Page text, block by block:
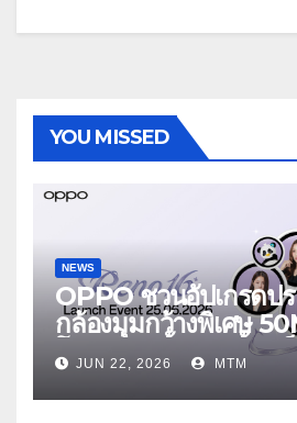
YOU MISSED
NEWS
OPPO ชวนอัปเกรดป
กล้องมุมกว้างพิเศษ
โฟนเพื่อนซี้ เทรนดี้ทุกช็
งาน OPPO Reno16
Launch Event 25 มิ
JUN 22, 2026 MTM